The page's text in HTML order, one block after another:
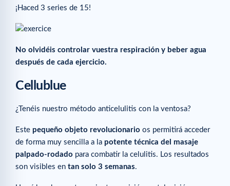
¡Haced 3 series de 15!
No olvidéis controlar vuestra respiración y beber agua
después de cada ejercicio.
Cellublue
¿Tenéis nuestro método anticelulitis con la ventosa?
Este pequeño objeto revolucionario os permitirá acceder
de forma muy sencilla a la potente técnica del masaje
palpado-rodado para combatir la celulitis. Los resultados
son visibles en tan solo 3 semanas.